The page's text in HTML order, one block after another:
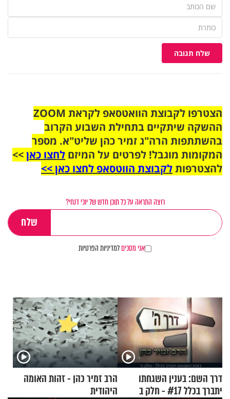
שלח תגובה
הצטרפו לקבוצת הוואטסאפ לקראת ZOOM
ההשקה שיתקיים בתחילת השבוע הקרוב
בהשתתפות הרה"ג זמיר כהן שליט"א. מספר
המקומות מוגבל! לפרטים על המיזם לחצו כאן>>
להצטרפותלקבוצת הווטסאפ לחצו כאן >>
רוצה התראה על כל תוכן חדש של יוכי דנחי?
אני מסכיםלמדיניות הפרטיות
דרך השם: בענין השגחתו
יתברך בכלל #17 - חלק ב
הרב זמיר כהן - זהות האומה
היהודית